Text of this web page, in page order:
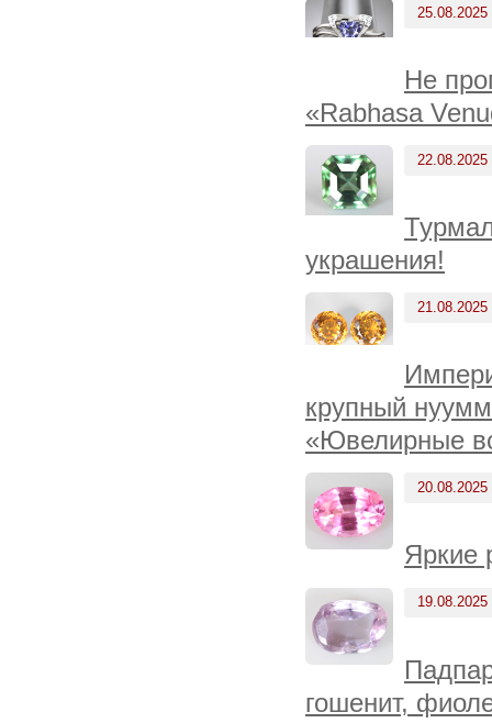
25.08.2025
Не
«Rabhasa
22.08.2025
украшения!
21.08.2025
крупный
«Ювелирные
20.08.2025
Яркие
19.08.2025
гошенит,